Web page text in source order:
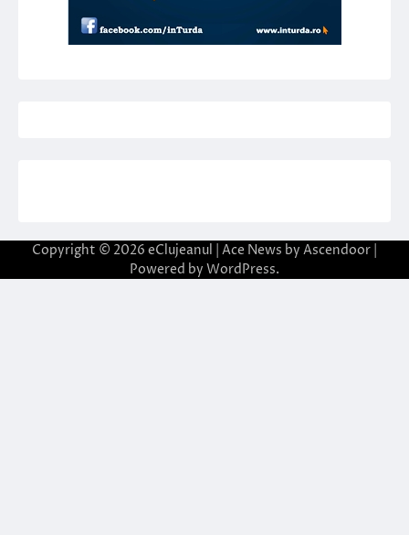
Copyright © 2026 eClujeanul | Ace News by Ascendoor
Powered by WordPress.